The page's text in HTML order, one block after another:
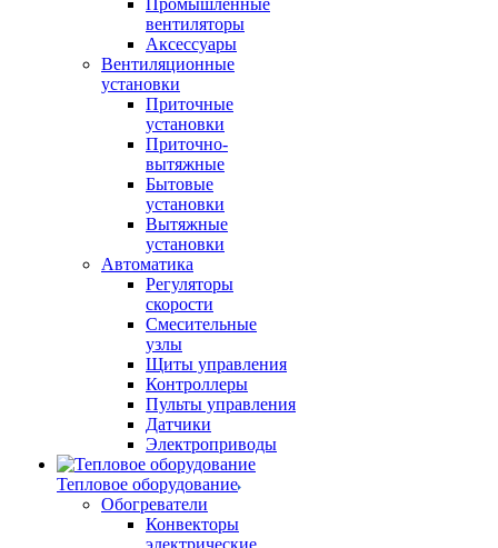
Промышленные
вентиляторы
Аксессуары
Вентиляционные
установки
Приточные
установки
Приточно-
вытяжные
Бытовые
установки
Вытяжные
установки
Автоматика
Регуляторы
скорости
Смесительные
узлы
Щиты управления
Контроллеры
Пульты управления
Датчики
Электроприводы
Тепловое оборудование
Обогреватели
Конвекторы
электрические